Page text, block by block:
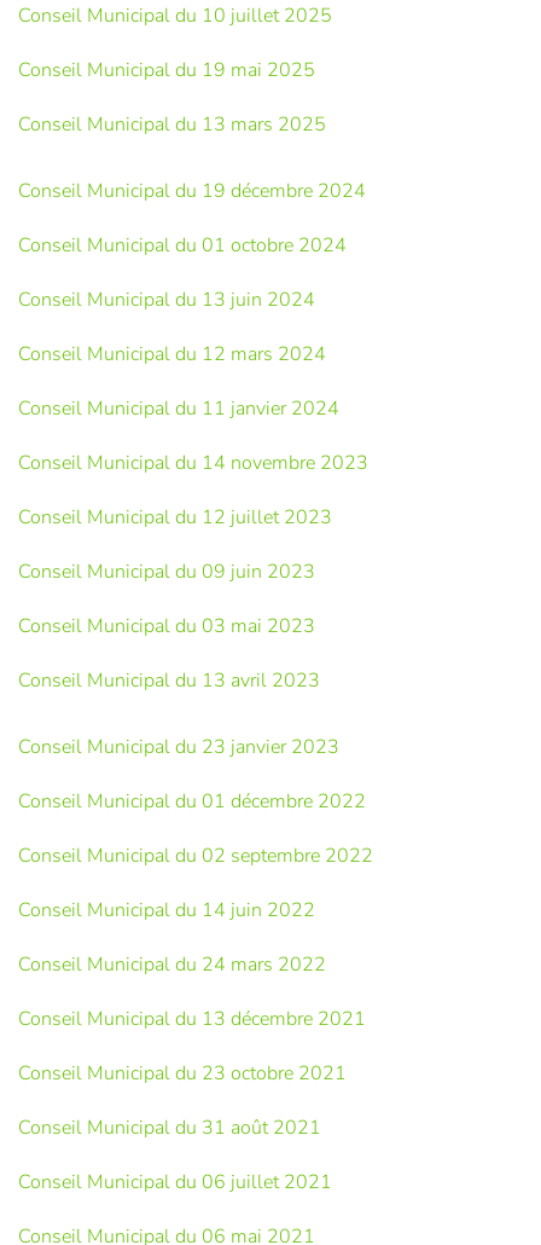
Conseil Municipal du 10 juillet 2025
Conseil Municipal du 19 mai 2025
Conseil Municipal du 13 mars 2025
Conseil Municipal du 19 décembre 2024
Conseil Municipal du 01 octobre 2024
Conseil Municipal du 13 juin 2024
Conseil Municipal du 12 mars 2024
Conseil Municipal du 11 janvier 2024
Conseil Municipal du 14 novembre 2023
Conseil Municipal du 12 juillet 2023
Conseil Municipal du 09 juin 2023
Conseil Municipal du 03 mai 2023
Conseil Municipal du 13 avril 2023
Conseil Municipal du 23 janvier 2023
Conseil Municipal du 01 décembre 2022
Conseil Municipal du 02 septembre 2022
Conseil Municipal du 14 juin 2022
Conseil Municipal du 24 mars 2022
Conseil Municipal du 13 décembre 2021
Conseil Municipal du 23 octobre 2021
Conseil Municipal du 31 août 2021
Conseil Municipal du 06 juillet 2021
Conseil Municipal du 06 mai 2021